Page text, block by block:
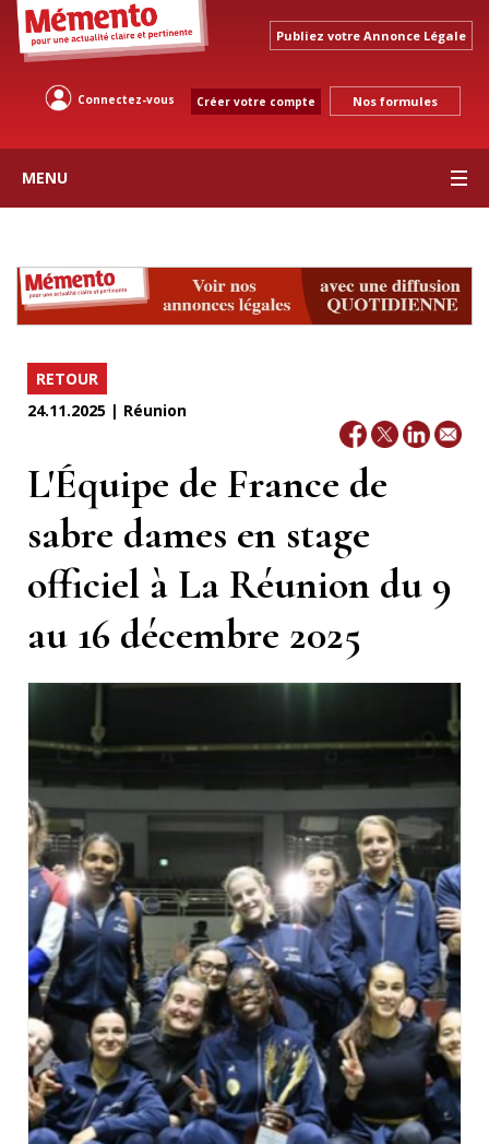
Publiez votre Annonce Légale
Connectez-vous Créer votre compte Nos formules
MENU
RETOUR
24.11.2025 | Réunion
L'Équipe de France de
sabre dames en stage
officiel à La Réunion du 9
au 16 décembre 2025